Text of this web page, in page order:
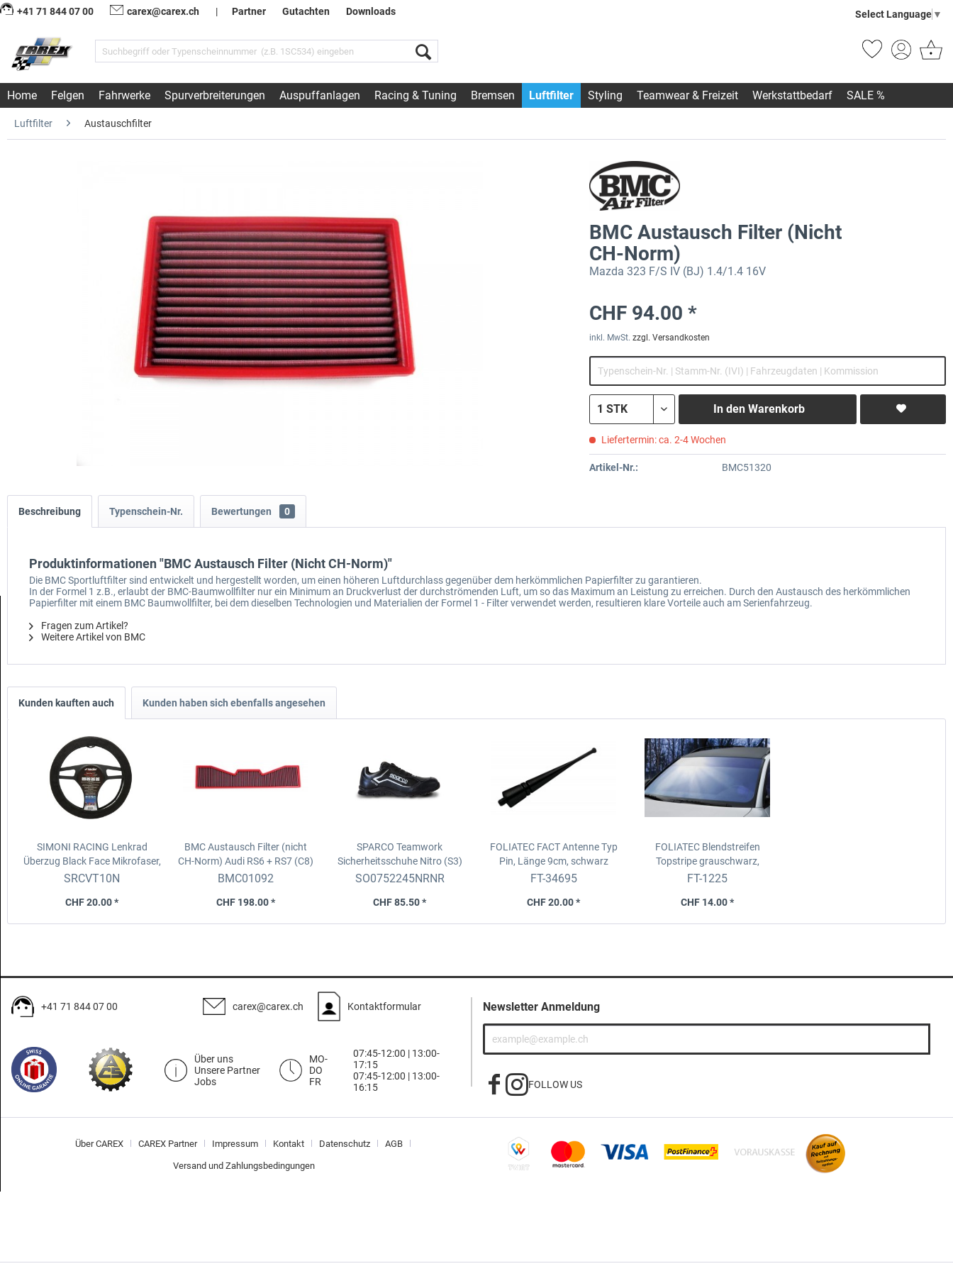
+41 71 844 07 00 carex@carex.ch | Partner Gutachten Downloads Select Language ▼
Home Felgen Fahrwerke Spurverbreiterungen Auspuffanlagen Racing & Tuning Bremsen Luftfilter Styling Teamwear & Freizeit Werkstattbedarf SALE %
Luftfilter Austauschfilter
BMC Austausch Filter (Nicht
CH-Norm)
Mazda 323 F/S IV (BJ) 1.4/1.4 16V
CHF 94.00 *
inkl. MwSt. zzgl. Versandkosten
In den Warenkorb
Liefertermin: ca. 2-4 Wochen
Artikel-Nr.: BMC51320
Beschreibung Typenschein-Nr. Bewertungen 0
Produktinformationen "BMC Austausch Filter (Nicht CH-Norm)"
Die BMC Sportluftfilter sind entwickelt und hergestellt worden, um einen höheren Luftdurchlass gegenüber dem herkömmlichen Papierfilter zu garantieren.
In der Formel 1 z.B., erlaubt der BMC-Baumwollfilter nur ein Minimum an Druckverlust der durchströmenden Luft, um so das Maximum an Leistung zu erreichen. Durch den Austausch des herkömmlichen
Papierfilter mit einem BMC Baumwollfilter, bei dem dieselben Technologien und Materialien der Formel 1 - Filter verwendet werden, resultieren klare Vorteile auch am Serienfahrzeug.
Fragen zum Artikel?
Weitere Artikel von BMC
Kunden kauften auch Kunden haben sich ebenfalls angesehen
SIMONI RACING Lenkrad
Überzug Black Face Mikrofaser,
schwarz, Durchmesser 35-
SRCVT10N
CHF 20.00 *
BMC Austausch Filter (nicht
CH-Norm) Audi RS6 + RS7 (C8)
600 HP (2019-)
BMC01092
CHF 198.00 *
SPARCO Teamwork
Sicherheitsschuhe Nitro (S3)
schwarz, Leder, Grösse 45,
SO0752245NRNR
CHF 85.50 *
FOLIATEC FACT AntenneTyp
Pin, Länge 9cm, schwarz
FT-34695
CHF 20.00 *
FOLIATEC Blendstreifen
Topstripegrauschwarz,
universell, 15x152 cm
FT-1225
CHF 14.00 *
+41 71 844 07 00 carex@carex.ch Kontaktformular
Über uns
Unsere Partner
Jobs
MO-
DO
FR
07:45-12:00 | 13:00-
17:15
07:45-12:00 | 13:00-
16:15
Newsletter Anmeldung
FOLLOW US
Über CAREX CAREX Partner Impressum Kontakt Datenschutz AGB
Versand und Zahlungsbedingungen